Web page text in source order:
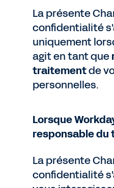
La présente
confidentialité
uniquement
agit en tant que
traitementde
personnelles.
Lorsque
responsable
La présente
confidentialité